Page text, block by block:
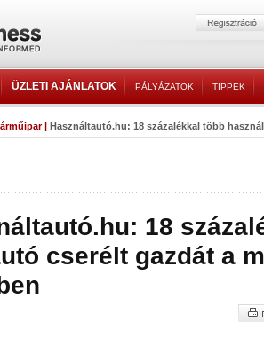
ÜZLETI AJÁNLATOK PÁLYÁZATOK TIPPEK
| Használtautó.hu: 18 százalékkal több
18
cserélt gazdát a